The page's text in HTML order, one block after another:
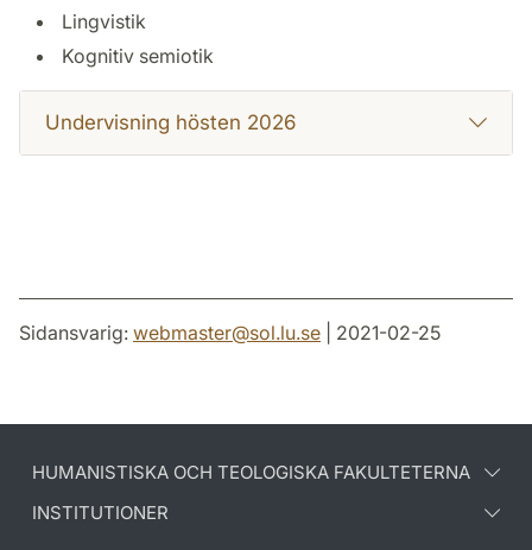
Lingvistik
Kognitiv semiotik
Undervisning hösten 2026
Sidansvarig: webmaster@sol.lu.se | 2021-02-25
HUMANISTISKA OCH TEOLOGISKA FAKULTETERNA
INSTITUTIONER